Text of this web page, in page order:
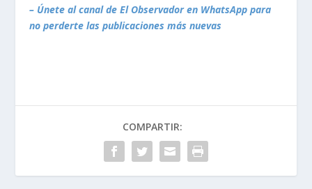
– Únete al canal de El Observador en WhatsApp para
no perderte las publicaciones más nuevas
COMPARTIR: